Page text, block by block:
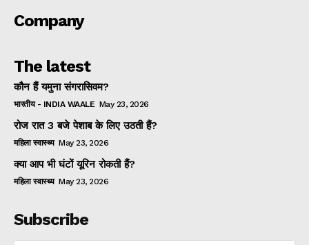
Company
The latest
कौन हैं यमुना संगरासिवम?
भारतीय - INDIA WAALE May 23, 2026
रोज रात 3 बजे पेशाब के लिए उठती हैं?
महिला स्वास्थ्य May 23, 2026
क्या आप भी घंटों यूरिन रोकती हैं?
महिला स्वास्थ्य May 23, 2026
Subscribe